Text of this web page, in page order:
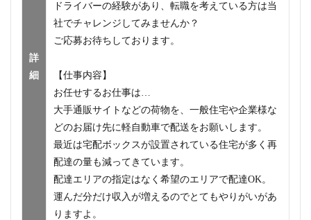
詳
細
ドライバーの経験があり、転職を考えている方は当
社でチャレンジしてみませんか？
ご応募お待ちしております。
【仕事内容】
お任せするお仕事は…
大手通販サイトなどの荷物を、一般住宅や企業様な
どのお届け先に軽自動車で配送をお願いします。
最近は宅配ボックスが設置されている住宅が多く再
配達の量も減ってきています。
配達エリアの指定はなく希望のエリアで配達OK。
運んだ分だけ収入が増えるのでとてもやりがいがあ
りますよ。